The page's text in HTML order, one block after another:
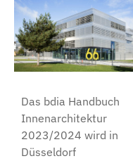
Das bdia Handbuch
Innenarchitektur
2023/2024 wird in
Düsseldorf